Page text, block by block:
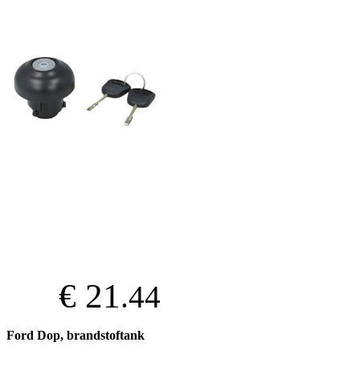
€ 21.44
Ford Dop, brandstoftank